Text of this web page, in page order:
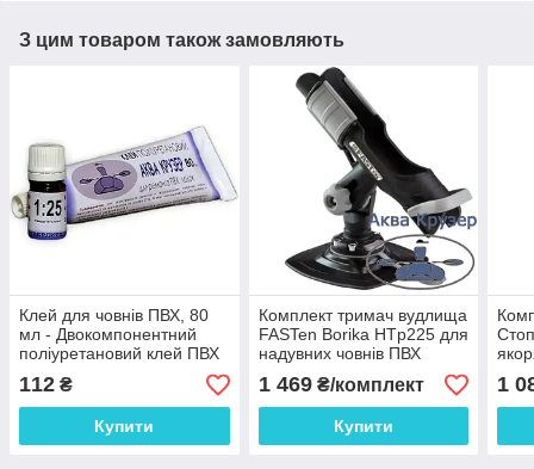
З цим товаром також замовляють
Клей для човнів ПВХ, 80
мл - Двокомпонентний
поліуретановий клей ПВХ
Аква Крузер для ремонту
надувного човна
112 ₴
Купити
Комплект тримач вудлища
FASTen Borika HTp225 для
надувних човнів ПВХ
1 469₴/комплект
Купити
1